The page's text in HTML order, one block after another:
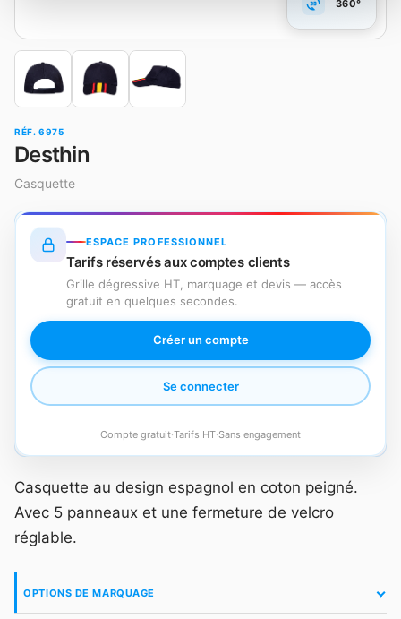
360°
RÉF. 6975
Desthin
Casquette
ESPACE PROFESSIONNEL
Tarifs réservés aux comptes clients
Grille dégressive HT, marquage et devis — accès
gratuit en quelques secondes.
Créer un compte
Se connecter
Compte gratuit·Tarifs HT·Sans engagement
Casquette au design espagnol en coton peigné.
Avec 5 panneaux et une fermeture de velcro
réglable.
OPTIONS DE MARQUAGE